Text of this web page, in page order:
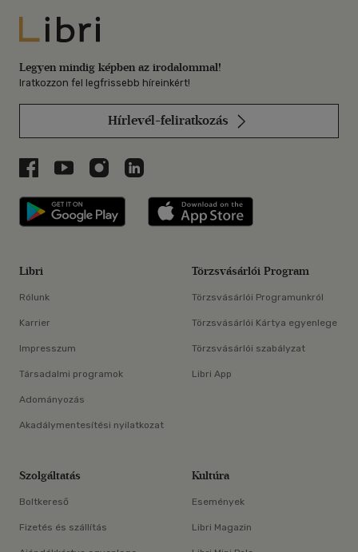
Libri
Legyen mindig képben az irodalommal!
Iratkozzon fel legfrissebb híreinkért!
Hírlevél-feliratkozás
Libri a Facebookon
Libri a Youtube-on
Libri az Instagramon
Libri a LinkedInen
Libri applikáció Szerezd meg: Google
Libri
Rólunk
Karrier
Impresszum
Társadalmi programok
Adományozás
Akadálymentesítési nyilatkozat
Törzsvásárlói Program
Törzsvásárlói Programunkról
Törzsvásárlói Kártya egyenlege
Törzsvásárlói szabályzat
Libri App
Szolgáltatás
Boltkereső
Fizetés és szállítás
Kultúra
Események
Libri Magazin